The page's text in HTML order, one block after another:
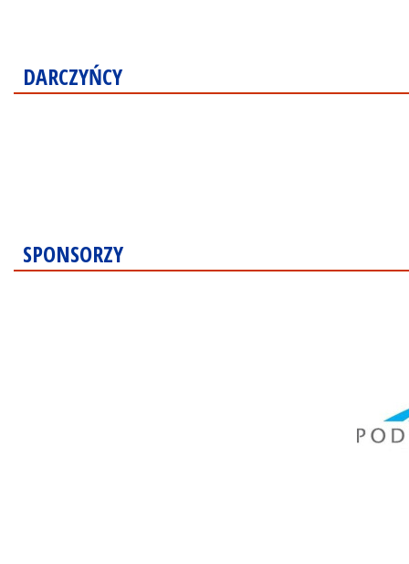
DARCZYŃCY
SPONSORZY